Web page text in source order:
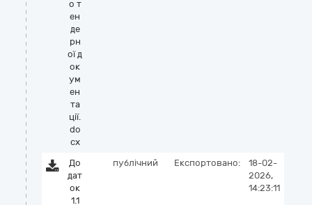
о т
ен
де
рн
ої д
ок
ум
ен
та
ції.
do
cx
До
дат
ок
1.1
публічний Експортовано:
18-02-
2026,
14:23:11